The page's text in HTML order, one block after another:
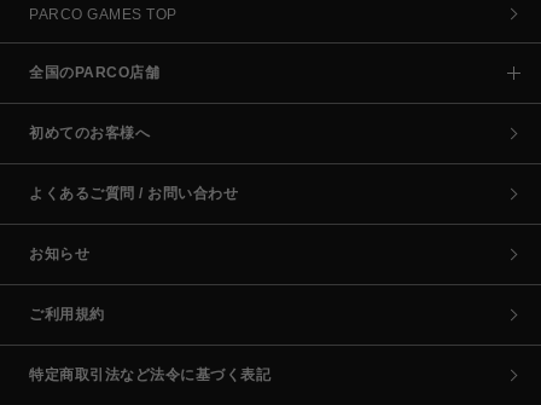
PARCO GAMES TOP
全国のPARCO店舗
初めてのお客様へ
よくあるご質問 / お問い合わせ
お知らせ
ご利用規約
特定商取引法など法令に基づく表記